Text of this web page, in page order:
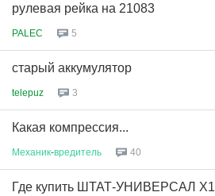
рулевая рейка на 21083
PALEC 5
старый аккумулятор
telepuz 3
Какая компрессия...
Механик-вредитель 40
Где купить ШТАТ-УНИВЕРСАЛ Х1